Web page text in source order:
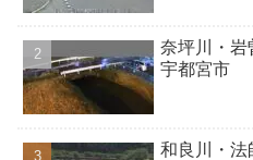
奈坪川・岩
宇都宮市
和良川・法